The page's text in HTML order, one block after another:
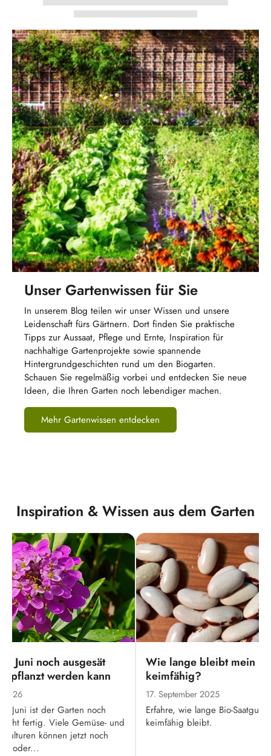
Unser Gartenwissen für Sie
In unserem Blog teilen wir unser Wissen und unsere
Leidenschaft fürs Gärtnern. Dort finden Sie praktische
Tipps zur Aussaat, Pflege und Ernte, Inspiration für
nachhaltige Gartenprojekte sowie spannende
Hintergrundgeschichten rund um den Biogarten.
Schauen Sie regelmäßig vorbei und entdecken Sie neue
Ideen, die Ihren Garten noch lebendiger machen.
Mehr Gartenwissen entdecken
Inspiration & Wissen aus dem Garten
Juni noch ausgesät
werden kann
2026
Juni ist der Garten noch
fertig. Viele Gemüse- und
können jetzt noch
oder...
Wie lange bleibt mein
keimfähig?
17. September 2025
Erfahre, wie lange Bio‑Saatgut
keimfähig bleibt.